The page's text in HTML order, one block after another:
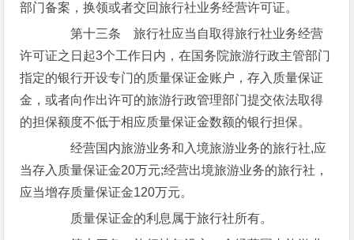
部门备案，换领或者交回旅行社业务经营许可证。
第十三条 旅行社应当自取得旅行社业务经营
许可证之日起3个工作日内，在国务院旅游行政主管部门
指定的银行开设专门的质量保证金账户，存入质量保证
金，或者向作出许可的旅游行政管理部门提交依法取得
的担保额度不低于相应质量保证金数额的银行担保。
经营国内旅游业务和入境旅游业务的旅行社,应
当存入质量保证金20万元;经营出境旅游业务的旅行社，
应当增存质量保证金120万元。
质量保证金的利息属于旅行社所有。